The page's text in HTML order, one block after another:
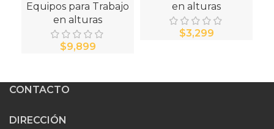
Equipos para Trabajo
en alturas
$
en alturas
$
CONTACTO
DIRECCIÓN